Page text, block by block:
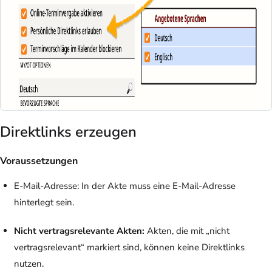
Direktlinks erzeugen
Voraussetzungen
E-Mail-Adresse: In der Akte muss eine E-Mail-Adresse
hinterlegt sein.
Nicht vertragsrelevante Akten: Akten, die mit „nicht
vertragsrelevant“ markiert sind, können keine Direktlinks
nutzen.